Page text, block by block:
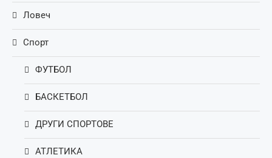
Ловеч
Спорт
ФУТБОЛ
БАСКЕТБОЛ
ДРУГИ СПОРТОВЕ
АТЛЕТИКА